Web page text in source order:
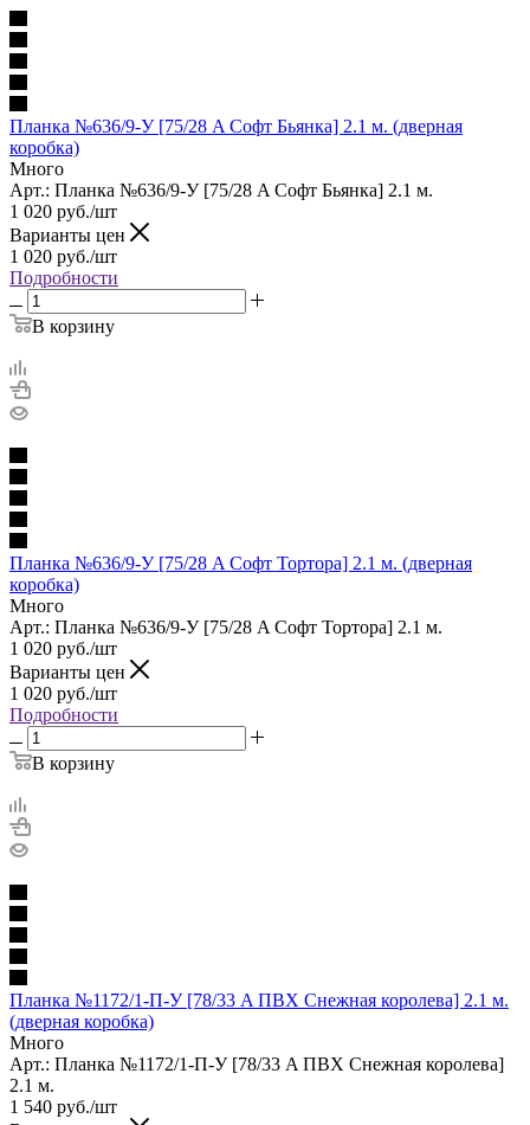
Планка №636/9-У [75/28 A Софт Бьянка] 2.1 м. (дверная
коробка)
Много
Арт.: Планка №636/9-У [75/28 A Софт Бьянка] 2.1 м.
1 020 руб./шт
Варианты цен
1 020 руб./шт
Подробности
В корзину
Планка №636/9-У [75/28 A Софт Тортора] 2.1 м. (дверная
коробка)
Много
Арт.: Планка №636/9-У [75/28 A Софт Тортора] 2.1 м.
1 020 руб./шт
Варианты цен
1 020 руб./шт
Подробности
В корзину
Планка №1172/1-П-У [78/33 A ПВХ Снежная королева] 2.1 м.
(дверная коробка)
Много
Арт.: Планка №1172/1-П-У [78/33 A ПВХ Снежная королева]
2.1 м.
1 540 руб./шт